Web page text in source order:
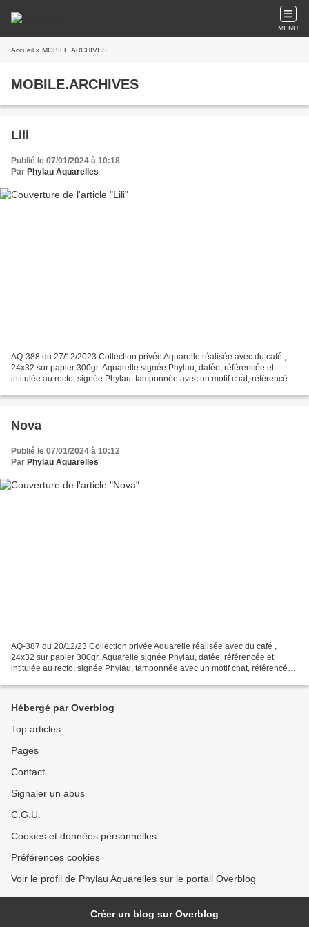
MENU
Accueil » MOBILE.ARCHIVES
MOBILE.ARCHIVES
Lili
Publié le 07/01/2024 à 10:18
Par Phylau Aquarelles
AQ-388 du 27/12/2023 Collection privée Aquarelle réalisée avec du café ,
24x32 sur papier 300gr. Aquarelle signée Phylau, datée, référencée et
intitulée au recto, signée Phylau, tamponnée avec un motif chat, référencée,
Nova
Publié le 07/01/2024 à 10:12
Par Phylau Aquarelles
AQ-387 du 20/12/23 Collection privée Aquarelle réalisée avec du café ,
24x32 sur papier 300gr. Aquarelle signée Phylau, datée, référencée et
intitulée au recto, signée Phylau, tamponnée avec un motif chat, référencée,
Hébergé par Overblog
Top articles
Pages
Contact
Signaler un abus
C.G.U.
Cookies et données personnelles
Préférences cookies
Voir le profil de Phylau Aquarelles sur le portail Overblog
Créer un blog sur Overblog